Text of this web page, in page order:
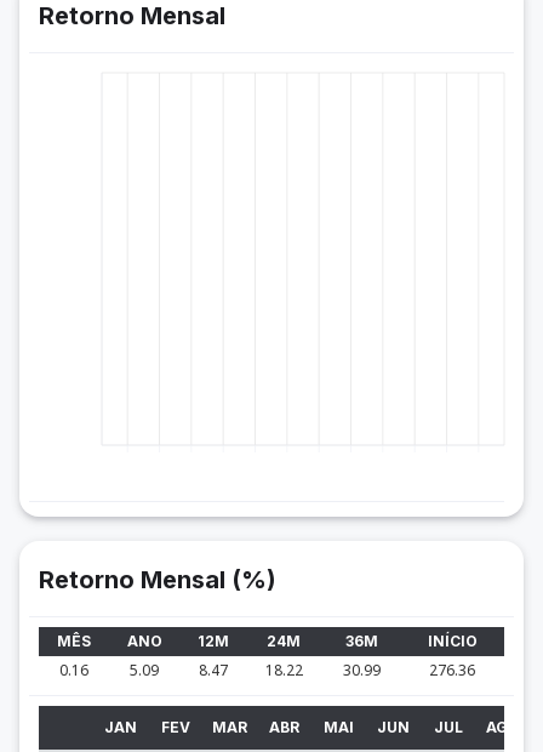
Retorno Mensal
Retorno Mensal (%)
MÊS ANO 12M 24M 36M INÍCIO
0.16 5.09 8.47 18.22 30.99 276.36
JAN FEV MAR ABR MAI JUN JUL AGO